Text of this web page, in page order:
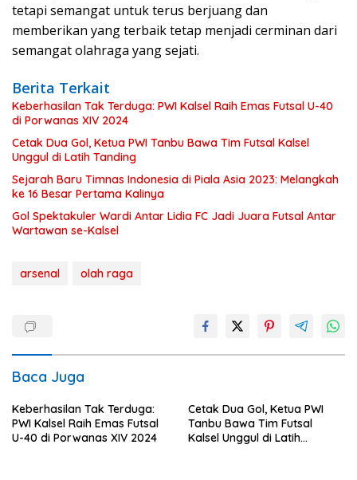
tetapi semangat untuk terus berjuang dan
memberikan yang terbaik tetap menjadi cerminan dari
semangat olahraga yang sejati.
Berita Terkait
Keberhasilan Tak Terduga: PWI Kalsel Raih Emas Futsal U-40
di Porwanas XIV 2024
Cetak Dua Gol, Ketua PWI Tanbu Bawa Tim Futsal Kalsel
Unggul di Latih Tanding
Sejarah Baru Timnas Indonesia di Piala Asia 2023: Melangkah
ke 16 Besar Pertama Kalinya
Gol Spektakuler Wardi Antar Lidia FC Jadi Juara Futsal Antar
Wartawan se-Kalsel
arsenal olah raga
Baca Juga
Keberhasilan Tak Terduga:
PWI Kalsel Raih Emas Futsal
U-40 di Porwanas XIV 2024
Cetak Dua Gol, Ketua PWI
Tanbu Bawa Tim Futsal
Kalsel Unggul di Latih